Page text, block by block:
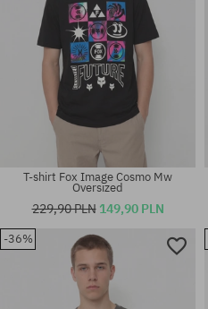
Dostępne rozmiary:
T-shirt Fox Image Cosmo Mw
Oversized
229,90 PLN 149,90 PLN
-36%